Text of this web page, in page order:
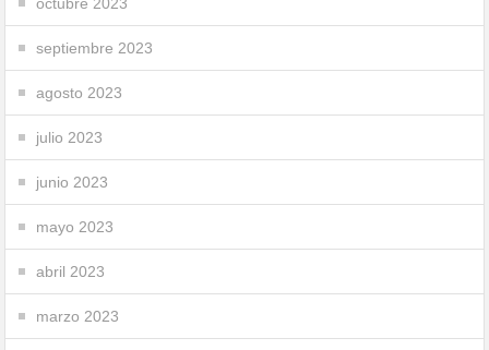
septiembre 2023
agosto 2023
julio 2023
junio 2023
mayo 2023
abril 2023
marzo 2023